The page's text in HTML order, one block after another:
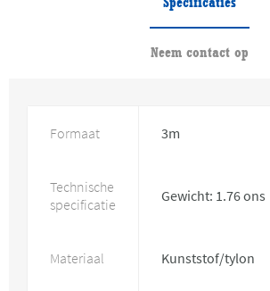
Neem contact op
Formaat 3m
Technische
specificatie
Gewicht: 1.76 ons
Materiaal Kunststof/tylon